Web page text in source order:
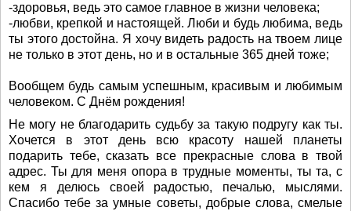
-здоровья, ведь это самое главное в жизни человека;
-любви, крепкой и настоящей. Люби и будь любима, ведь
ты этого достойна. Я хочу видеть радость на твоем лице
не только в этот день, но и в остальные 365 дней тоже;
Вообщем будь самым успешным, красивым и любимым
человеком. С Днём рождения!
Не могу не благодарить судьбу за такую подругу как ты.
Хочется в этот день всю красоту нашей планеты
подарить тебе, сказать все прекрасные слова в твой
адрес. Ты для меня опора в трудные моменты, ты та, с
кем я делюсь своей радостью, печалью, мыслями.
Спасибо тебе за умные советы, добрые слова, смелые